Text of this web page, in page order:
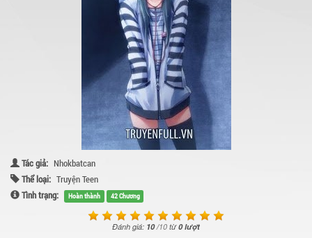
Tác giả: Nhokbatcan
Thể loại: Truyện Teen
Tình trạng:
Hoàn thành 42 Chương
Đánh giá: 10/10 từ0 lượt